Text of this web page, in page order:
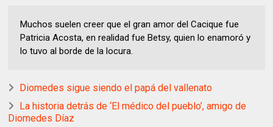
Muchos suelen creer que el gran amor del Cacique fue
Patricia Acosta, en realidad fue Betsy, quien lo enamoró y
lo tuvo al borde de la locura.
Diomedes sigue siendo el papá del vallenato
La historia detrás de ‘El médico del pueblo’, amigo de
Diomedes Díaz